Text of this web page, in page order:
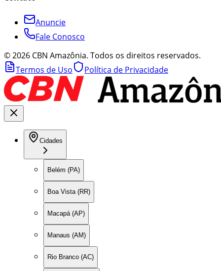
Anuncie
Fale Conosco
©2026 CBN Amazônia. Todos os direitos reservados.
Termos de Uso
Política de Privacidade
Cidades
Belém (PA)
Boa Vista (RR)
Macapá (AP)
Manaus (AM)
Rio Branco (AC)